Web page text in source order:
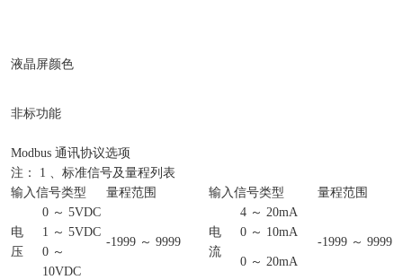
液晶屏颜色
非标功能
Modbus 通讯协议选项
注： 1 、标准信号及量程列表
输入信号类型
量程范围 输入信号类型 量程范围
电
压
0 ～ 5VDC
-1999 ～ 9999
电
流
4 ～ 20mA
-1999 ～ 9999
1 ～ 5VDC
0 ～ 10mA
0 ～
10VDC
0 ～ 20mA